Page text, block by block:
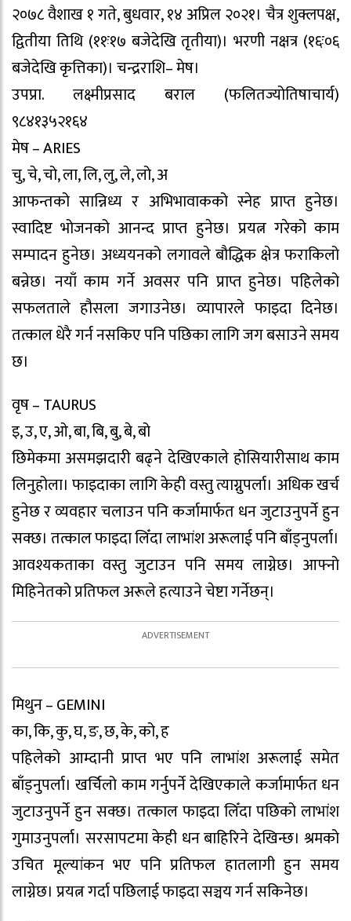
२०७८ वैशाख १ गते, बुधवार, १४ अप्रिल २०२१। चैत्र शुक्लपक्ष,
द्वितीया तिथि (११ः१७ बजेदेखि तृतीया)। भरणी नक्षत्र (१६ः०६
बजेदेखि कृत्तिका)। चन्द्रराशि– मेष।
उपप्रा. लक्ष्मीप्रसाद बराल (फलितज्योतिषाचार्य)
९८४१३५२१६४
मेष – ARIES
चु, चे, चो, ला, लि, लु, ले, लो, अ
आफन्तको सान्निध्य र अभिभावाकको स्नेह प्राप्त हुनेछ।
स्वादिष्ट भोजनको आनन्द प्राप्त हुनेछ। प्रयत्न गरेको काम
सम्पादन हुनेछ। अध्ययनको लगावले बौद्धिक क्षेत्र फराकिलो
बन्नेछ। नयाँ काम गर्ने अवसर पनि प्राप्त हुनेछ। पहिलेको
सफलताले हौसला जगाउनेछ। व्यापारले फाइदा दिनेछ।
तत्काल धेरै गर्न नसकिए पनि पछिका लागि जग बसाउने समय
छ।
वृष – TAURUS
इ, उ, ए, ओ, बा, बि, बु, बे, बो
छिमेकमा असमझदारी बढ्ने देखिएकाले होसियारीसाथ काम
लिनुहोला। फाइदाका लागि केही वस्तु त्याग्नुपर्ला। अधिक खर्च
हुनेछ र व्यवहार चलाउन पनि कर्जामार्फत धन जुटाउनुपर्ने हुन
सक्छ। तत्काल फाइदा लिँदा लाभांश अरूलाई पनि बाँड्नुपर्ला।
आवश्यकताका वस्तु जुटाउन पनि समय लाग्नेछ। आफ्नो
मिहिनेतको प्रतिफल अरूले हत्याउने चेष्टा गर्नेछन्।
मिथुन – GEMINI
का, कि, कु, घ, ङ, छ, के, को, ह
पहिलेको आम्दानी प्राप्त भए पनि लाभांश अरूलाई समेत
बाँड्नुपर्ला। खर्चिलो काम गर्नुपर्ने देखिएकाले कर्जामार्फत धन
जुटाउनुपर्ने हुन सक्छ। तत्काल फाइदा लिँदा पछिको लाभांश
गुमाउनुपर्ला। सरसापटमा केही धन बाहिरिने देखिन्छ। श्रमको
उचित मूल्यांकन भए पनि प्रतिफल हातलागी हुन समय
लाग्नेछ। प्रयत्न गर्दा पछिलाई फाइदा सञ्चय गर्न सकिनेछ।